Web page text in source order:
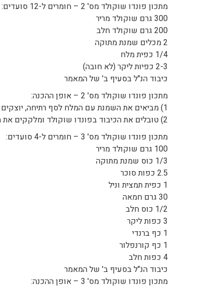
מתכון פונדו שוקולד מס' 2 – חומרים ל-12 סועדים:
300 גרם שוקולד מריר
200 גרם שוקולד חלב
2 מכלים שמנת מתוקה
1/4 כפית מלח
2-3 כפיות ליקר (לא חובה)
כיבוד הנ"ל בסעיף ב' של המאמר
מתכון פונדו שוקולד מס' 2 – אופן ההכנה:
1) מביאים את השמנת עם המלח לסף רתיחה, יוצקים על השוקולד ומערבבים היטב עד שהשוקולד נמס.
2) טובלים את הכיבוד בפונדו שוקולד ומלקקים את האצבעות!
מתכון פונדו שוקולד מס' 3 – חומרים ל-4 סועדים:
100 גרם שוקולד מריר
1/3 כוס שמנת מתוקה
2.5 כפות סוכר
1 כפית תמצית וניל
30 גרם חמאה
1/2 כוס חלב
3 כפות ליקר
1 כף ברנדי
1 כף קורנפלור
4 כפות חלב
כיבוד הנ"ל בסעיף ב' של המאמר
מתכון פונדו שוקולד מס' 3 – אופן ההכנה: